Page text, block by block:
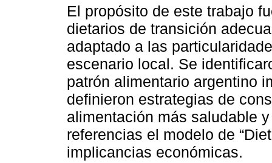
El propósito de este trabajo
dietarios de transición
adaptado a las
escenario local. Se
patrón alimentario argentino
definieron estrategias de
alimentación más saludable
referencias el modelo de
implicancias económicas.